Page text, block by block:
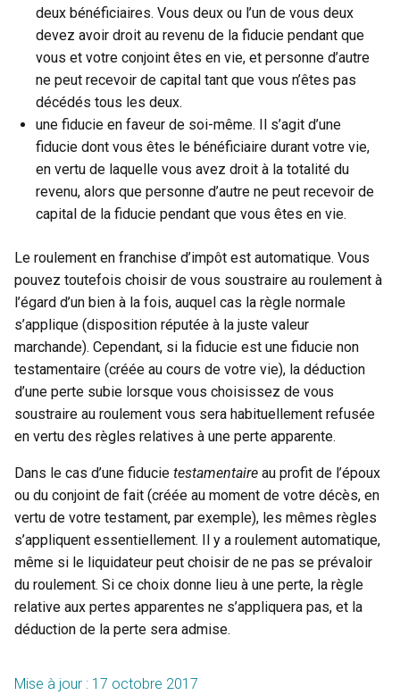
deux bénéficiaires. Vous deux ou l’un de vous deux
devez avoir droit au revenu de la fiducie pendant que
vous et votre conjoint êtes en vie, et personne d’autre
ne peut recevoir de capital tant que vous n’êtes pas
décédés tous les deux.
une fiducie en faveur de soi-même. Il s’agit d’une
fiducie dont vous êtes le bénéficiaire durant votre vie,
en vertu de laquelle vous avez droit à la totalité du
revenu, alors que personne d’autre ne peut recevoir de
capital de la fiducie pendant que vous êtes en vie.
Le roulement en franchise d’impôt est automatique. Vous
pouvez toutefois choisir de vous soustraire au roulement à
l’égard d’un bien à la fois, auquel cas la règle normale
s’applique (disposition réputée à la juste valeur
marchande). Cependant, si la fiducie est une fiducie non
testamentaire (créée au cours de votre vie), la déduction
d’une perte subie lorsque vous choisissez de vous
soustraire au roulement vous sera habituellement refusée
en vertu des règles relatives à une perte apparente.
Dans le cas d’une fiducie testamentaire au profit de l’époux
ou du conjoint de fait (créée au moment de votre décès, en
vertu de votre testament, par exemple), les mêmes règles
s’appliquent essentiellement. Il y a roulement automatique,
même si le liquidateur peut choisir de ne pas se prévaloir
du roulement. Si ce choix donne lieu à une perte, la règle
relative aux pertes apparentes ne s’appliquera pas, et la
déduction de la perte sera admise.
Mise à jour : 17 octobre 2017